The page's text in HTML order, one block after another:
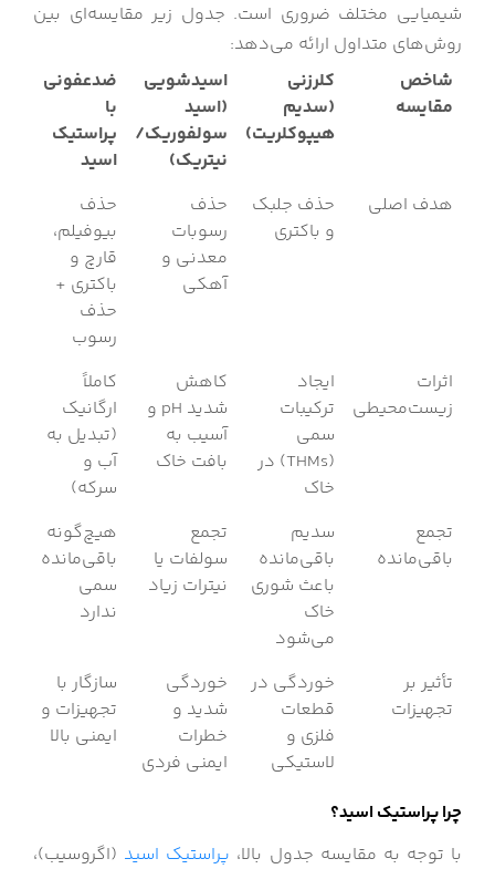
شیمیایی مختلف ضروری است. جدول زیر مقایسه‌ای بین
روش‌های متداول ارائه می‌دهد:
شاخص
مقایسه
کلرزنی
(سدیم
هیپوکلریت)
اسیدشویی
(اسید
سولفوریک/
نیتریک)
ضدعفونی
با
پراستیک
اسید
هدف اصلی
حذف جلبک
و باکتری
حذف
رسوبات
معدنی و
آهکی
حذف
بیوفیلم،
قارچ و
باکتری +
حذف
رسوب
اثرات
زیست‌محیطی
ایجاد
ترکیبات
سمی
(THMs) در
خاک
کاهش
شدید pH و
آسیب به
بافت خاک
کاملاً
ارگانیک
(تبدیل به
آب و
سرکه)
تجمع
باقی‌مانده
سدیم
باقی‌مانده
باعث شوری
خاک
می‌شود
تجمع
سولفات یا
نیترات زیاد
هیچ‌گونه
باقی‌مانده
سمی
ندارد
تأثیر بر
تجهیزات
خوردگی در
قطعات
فلزی و
لاستیکی
خوردگی
شدید و
خطرات
ایمنی فردی
سازگار با
تجهیزات و
ایمنی بالا
چرا پراستیک اسید؟
با توجه به مقایسه جدول بالا، پراستیک اسید (اگروسیب)،